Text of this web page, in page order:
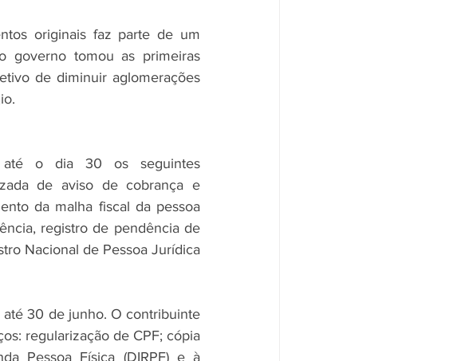
originais faz parte de um
governo tomou as primeiras
de diminuir aglomerações
até o dia 30 os seguintes
de aviso de cobrança e
da malha fiscal da pessoa
registro de pendência de
Nacional de Pessoa Jurídica
até 30 de junho. O contribuinte
regularização de CPF; cópia
Pessoa Física (DIRPF) e à